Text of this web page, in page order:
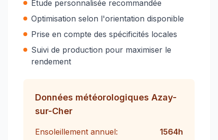
Étude personnalisée recommandée
Optimisation selon l'orientation disponible
Prise en compte des spécificités locales
Suivi de production pour maximiser le
rendement
Données météorologiques Azay-
sur-Cher
Ensoleillement annuel: 1564h